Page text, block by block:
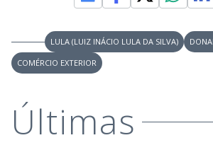
LULA (LUIZ INÁCIO LULA DA SILVA)
COMÉRCIO EXTERIOR
Últimas